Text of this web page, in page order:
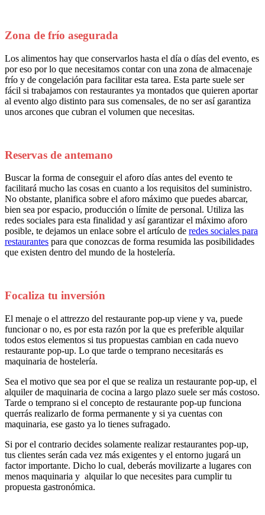
Zona de frío asegurada
Los alimentos hay que conservarlos hasta el día o días del evento, es
por eso por lo que necesitamos contar con una zona de almacenaje
frío y de congelación para facilitar esta tarea. Esta parte suele ser
fácil si trabajamos con restaurantes ya montados que quieren aportar
al evento algo distinto para sus comensales, de no ser así garantiza
unos arcones que cubran el volumen que necesitas.
Reservas de antemano
Buscar la forma de conseguir el aforo días antes del evento te
facilitará mucho las cosas en cuanto a los requisitos del suministro.
No obstante, planifica sobre el aforo máximo que puedes abarcar,
bien sea por espacio, producción o límite de personal. Utiliza las
redes sociales para esta finalidad y así garantizar el máximo aforo
posible, te dejamos un enlace sobre el artículo de redes sociales para
restaurantes para que conozcas de forma resumida las posibilidades
que existen dentro del mundo de la hostelería.
Focaliza tu inversión
El menaje o el attrezzo del restaurante pop-up viene y va, puede
funcionar o no, es por esta razón por la que es preferible alquilar
todos estos elementos si tus propuestas cambian en cada nuevo
restaurante pop-up. Lo que tarde o temprano necesitarás es
maquinaria de hostelería.
Sea el motivo que sea por el que se realiza un restaurante pop-up, el
alquiler de maquinaria de cocina a largo plazo suele ser más costoso.
Tarde o temprano si el concepto de restaurante pop-up funciona
querrás realizarlo de forma permanente y si ya cuentas con
maquinaria, ese gasto ya lo tienes sufragado.
Si por el contrario decides solamente realizar restaurantes pop-up,
tus clientes serán cada vez más exigentes y el entorno jugará un
factor importante. Dicho lo cual, deberás movilizarte a lugares con
menos maquinaria y alquilar lo que necesites para cumplir tu
propuesta gastronómica.